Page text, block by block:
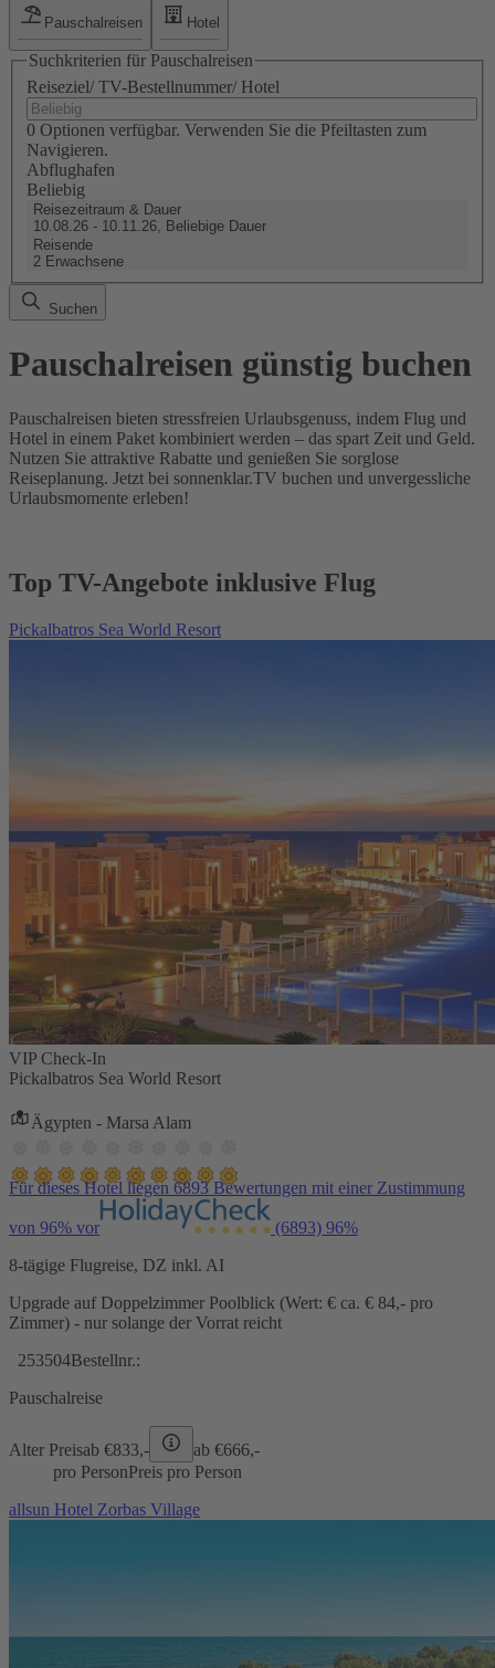
Pauschalreisen Hotel
Suchkriterien für Pauschalreisen
Reiseziel/ TV-Bestellnummer/ Hotel
0 Optionen verfügbar. Verwenden Sie die Pfeiltasten zum
Navigieren.
Abflughafen
Beliebig
Reisezeitraum & Dauer
10.08.26 - 10.11.26, Beliebige Dauer
Reisende
2 Erwachsene
Suchen
Pauschalreisen günstig buchen
Pauschalreisen bieten stressfreien Urlaubsgenuss, indem Flug und
Hotel in einem Paket kombiniert werden – das spart Zeit und Geld.
Nutzen Sie attraktive Rabatte und genießen Sie sorglose
Reiseplanung. Jetzt bei sonnenklar.TV buchen und unvergessliche
Urlaubsmomente erleben!
Top TV-Angebote inklusive Flug
Pickalbatros Sea World Resort
VIP Check-In
Pickalbatros Sea World Resort
Ägypten - Marsa Alam
Für dieses Hotel liegen 6893 Bewertungen mit einer Zustimmung
von 96% vor (6893) 96%
8-tägige Flugreise, DZ inkl. AI
Upgrade auf Doppelzimmer Poolblick (Wert: € ca. € 84,- pro
Zimmer) - nur solange der Vorrat reicht
253504Bestellnr.:
Pauschalreise
Alter Preisab €833,- ab €666,-
pro PersonPreis pro Person
allsun Hotel Zorbas Village